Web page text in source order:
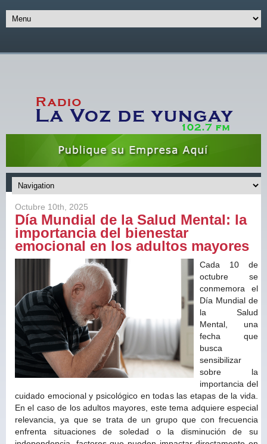
Octubre 10th, 2025
Día Mundial de la Salud Mental: la
importancia del bienestar
emocional en los adultos mayores
Cada 10 de
octubre se
conmemora el
Día Mundial de
la Salud
Mental, una
fecha que
busca
sensibilizar
sobre la
importancia del
cuidado emocional y psicológico en todas las etapas de la vida.
En el caso de los adultos mayores, este tema adquiere especial
relevancia, ya que se trata de un grupo que con frecuencia
enfrenta situaciones de soledad o la disminución de su